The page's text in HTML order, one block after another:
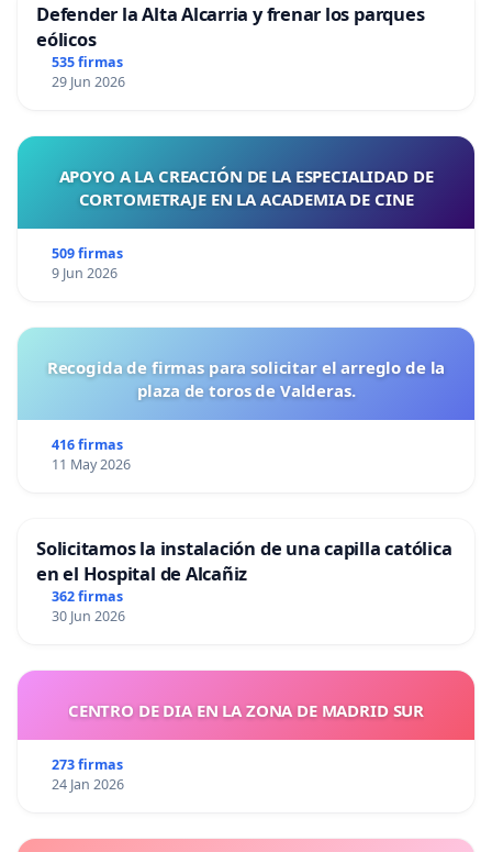
Defender la Alta Alcarria y frenar los parques
eólicos
535 firmas
29 Jun 2026
APOYO A LA CREACIÓN DE LA ESPECIALIDAD DE
CORTOMETRAJE EN LA ACADEMIA DE CINE
509 firmas
9 Jun 2026
Recogida de firmas para solicitar el arreglo de la
plaza de toros de Valderas.
416 firmas
11 May 2026
Solicitamos la instalación de una capilla católica
en el Hospital de Alcañiz
362 firmas
30 Jun 2026
CENTRO DE DIA EN LA ZONA DE MADRID SUR
273 firmas
24 Jan 2026